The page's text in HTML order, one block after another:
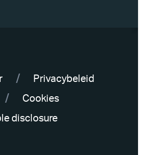
Privacybeleid
Cookies
disclosure